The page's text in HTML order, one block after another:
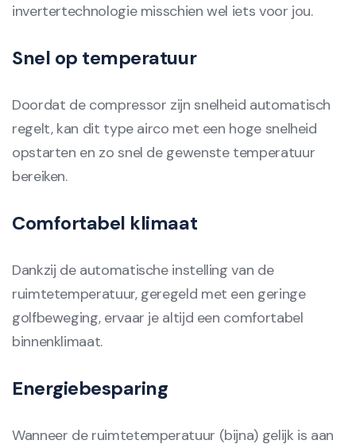
invertertechnologie misschien wel iets voor jou.
Snel op temperatuur
Doordat de compressor zijn snelheid automatisch
regelt, kan dit type airco met een hoge snelheid
opstarten en zo snel de gewenste temperatuur
bereiken.
Comfortabel klimaat
Dankzij de automatische instelling van de
ruimtetemperatuur, geregeld met een geringe
golfbeweging, ervaar je altijd een comfortabel
binnenklimaat.
Energiebesparing
Wanneer de ruimtetemperatuur (bijna) gelijk is aan